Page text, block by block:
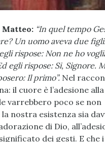
Matteo: “In quel tempo
Un uomo aveva due
rispose: Non ne ho
egli rispose: Si, Signore.
Il primo”. Nel
il cuore è l’adesione
varrebbero poco se non
nostra esistenza sia
di Dio,
dei gesti. E che